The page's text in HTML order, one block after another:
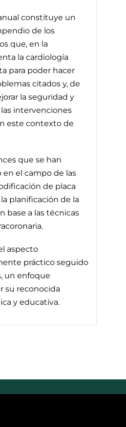
constituye un
de los
que, en la
la cardiología
para poder hacer
citados y, de
la seguridad y
intervenciones
este contexto de
que se han
en el campo de las
de placa
planificación de la
base a las técnicas
aspecto
práctico seguido
un enfoque
su reconocida
y educativa.